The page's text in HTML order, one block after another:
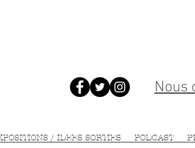
Nous
/ IDEES SORTIES PODCAST